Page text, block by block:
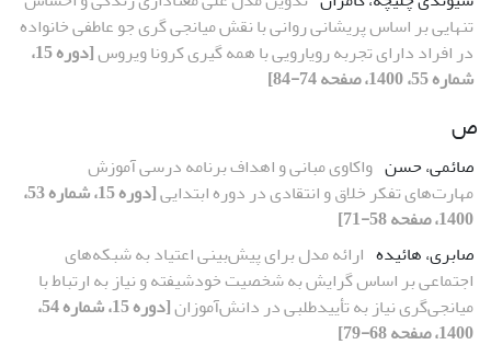
تنهایی بر اساس پریشانی روانی با نقش میانجی‎ گری جو عاطفی خانواده
در افراد دارای تجربه رویارویی با همه‎ گیری کرونا ویروس
[دوره 15،
شماره 55، 1400، صفحه 74-84]
ص
صائمی، حسن واکاوی مبانی و اهداف برنامه درسی آموزش
مهارت‌های تفکر خلاق و انتقادی در دوره ابتدایی
[دوره 15، شماره 53،
1400، صفحه 58-71]
صابری، هائیده ارائه مدل برای پیش‌بینی اعتیاد به شبکه‌های
اجتماعی بر اساس گرایش به شخصیت خودشیفته و نیاز به ارتباط با
میانجی‌گری نیاز به تأییدطلبی در دانش‌آموزان
[دوره 15، شماره 54،
1400، صفحه 68-79]